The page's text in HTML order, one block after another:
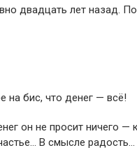
двадцать лет назад.
на бис, что денег — всё!
он не просит ничего
В смысле